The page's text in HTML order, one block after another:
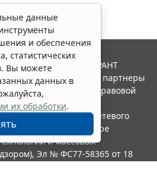
данные
и обеспечения
статистических
Вы можете
данных в
их обработки.
2026. Система ГАРАНТ
Компания "Гарант" и ее партнеры
ассоциации правовой
в качестве сетевого
по надзору в сфере
и массовых
Эл № ФС77-58365 от 18